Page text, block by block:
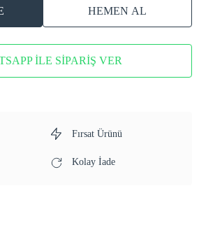
HEMEN AL
İLE SİPARİŞ VER
Fırsat Ürünü
Kolay İade